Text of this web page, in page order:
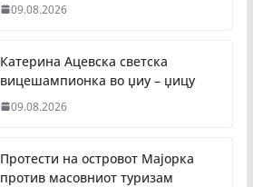
09.08.2026
Катерина Ацевска светска
вицешампионка во џиу – џицу
09.08.2026
Протести на островот Мајорка
против масовниот туризам